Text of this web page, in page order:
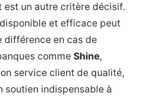
est un autre critère décisif.
et efficace peut
différence en cas de
comme Shine,
service client de qualité,
soutien indispensable à